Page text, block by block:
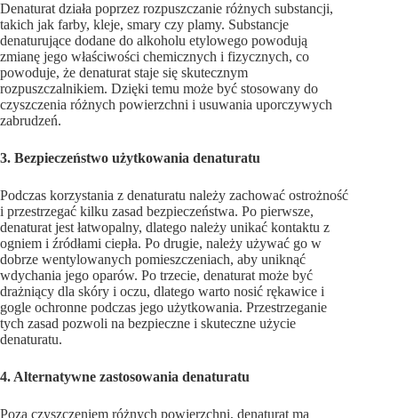
Denaturat działa poprzez rozpuszczanie różnych substancji,
takich jak farby, kleje, smary czy plamy. Substancje
denaturujące dodane do alkoholu etylowego powodują
zmianę jego właściwości chemicznych i fizycznych, co
powoduje, że denaturat staje się skutecznym
rozpuszczalnikiem. Dzięki temu może być stosowany do
czyszczenia różnych powierzchni i usuwania uporczywych
zabrudzeń.
3. Bezpieczeństwo użytkowania denaturatu
Podczas korzystania z denaturatu należy zachować ostrożność
i przestrzegać kilku zasad bezpieczeństwa. Po pierwsze,
denaturat jest łatwopalny, dlatego należy unikać kontaktu z
ogniem i źródłami ciepła. Po drugie, należy używać go w
dobrze wentylowanych pomieszczeniach, aby uniknąć
wdychania jego oparów. Po trzecie, denaturat może być
drażniący dla skóry i oczu, dlatego warto nosić rękawice i
gogle ochronne podczas jego użytkowania. Przestrzeganie
tych zasad pozwoli na bezpieczne i skuteczne użycie
denaturatu.
4. Alternatywne zastosowania denaturatu
Poza czyszczeniem różnych powierzchni, denaturat ma